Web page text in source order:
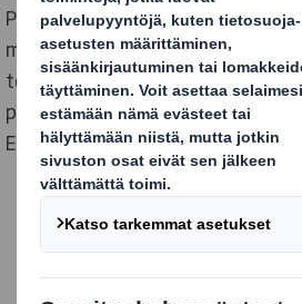
Patentoitu suomalainen
miinojenraivausratkaisu Insta
toistamiseen kansainvälisessä
pakkaussuunnittelukilpailussa,
EMEA-alueelle